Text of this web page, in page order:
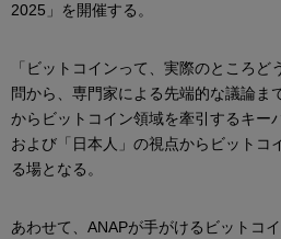
2025」を開催する。
「ビットコインって、実際のところ
問から、専門家による先端的な議論ま
からビットコイン領域を牽引するキー
および「日本人」の視点からビットコ
る場となる。
あわせて、ANAPが手がけるビットコ